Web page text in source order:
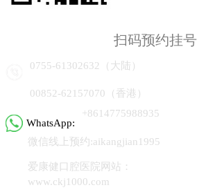
扫码预约挂号
0755-61302632（大陆）
00852-62157070（香港）
WhatsApp:
+8614775988935
微信线上预约:aikangjian1995
爱康健口腔医院网站：
www.ckj1000.com